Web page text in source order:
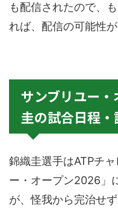
も配信されたので、
れば、配信の可能性
サンブリユー
圭の試合日程
錦織圭選手はATPチ
ー・オープン2026」
が、怪我から完治せず